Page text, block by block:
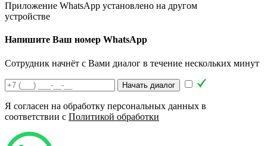
Приложение WhatsApp установлено на другом
устройстве
Напишите Ваш номер WhatsApp
Сотрудник начнёт с Вами диалог в течение нескольких минут
Начать диалог
Я согласен на обработку персональных данных в
соответствии с Политикой обработки